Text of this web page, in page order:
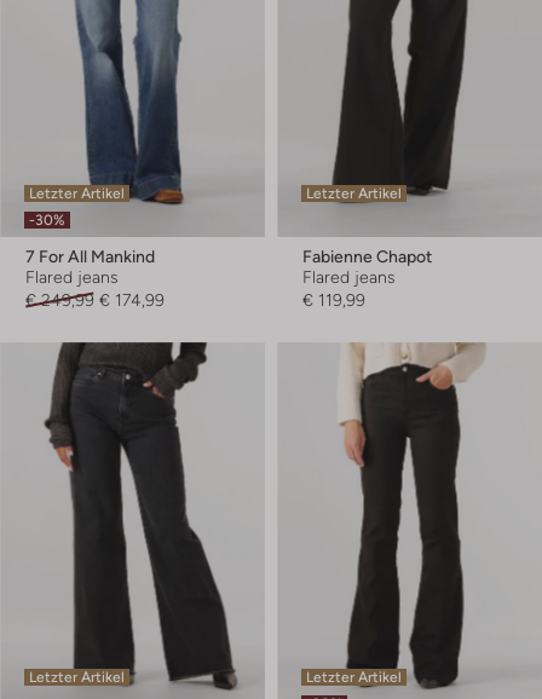
Letzter Artikel
-30%
7 For All Mankind
Flared jeans
€ 249,99 € 174,99
Letzter Artikel
Fabienne Chapot
Flared jeans
€ 119,99
Letzter Artikel
Letzter Artikel